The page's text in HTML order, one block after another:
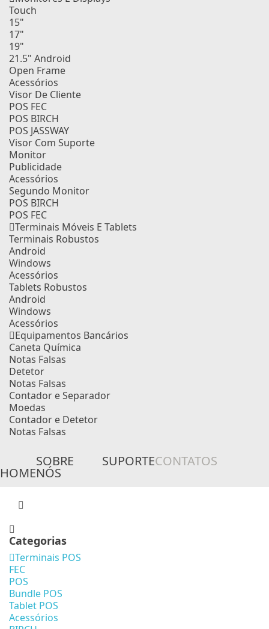
Touch
15"
17"
19"
21.5" Android
Open Frame
Acessórios
Visor De Cliente
POS FEC
POS BIRCH
POS JASSWAY
Visor Com Suporte
Monitor
Publicidade
Acessórios
Segundo Monitor
POS BIRCH
POS FEC
Terminais Móveis E Tablets
Terminais Robustos
Android
Windows
Acessórios
Tablets Robustos
Android
Windows
Acessórios
Equipamentos Bancários
Caneta Química
Notas Falsas
Detetor
Notas Falsas
Contador e Separador
Moedas
Contador e Detetor
Notas Falsas
HOME
SOBRE
NÓS
SUPORTECONTATOS
Categorias
Terminais POS
FEC
POS
Bundle POS
Tablet POS
Acessórios